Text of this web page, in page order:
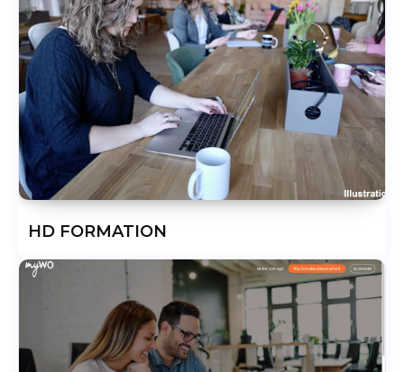
HD FORMATION